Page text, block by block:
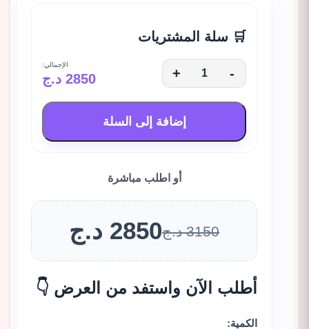
🛒 سلة المشتريات
-
+
الإجمالي:
2850 د.ج
إضافة إلى السلة
أو اطلب مباشرة
3150 د.ج 2850 د.ج
أطلب الآن واستفد من العرض 👇
الكمية: